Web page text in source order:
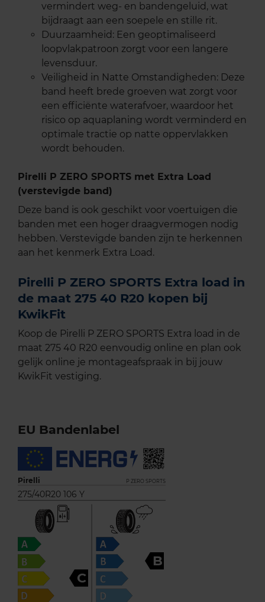
vermindert weg- en bandengeluid, wat
bijdraagt aan een soepele en stille rit.
Duurzaamheid: Een geoptimaliseerd
loopvlakpatroon zorgt voor een langere
levensduur.
Veiligheid in Natte Omstandigheden: Deze
band heeft brede groeven wat zorgt voor
een efficiënte waterafvoer, waardoor het
risico op aquaplaning wordt verminderd en
optimale tractie op natte oppervlakken
wordt behouden.
Pirelli P ZERO SPORTS met Extra Load
(verstevigde band)
Deze band is ook geschikt voor voertuigen die
banden met een hoger draagvermogen nodig
hebben. Verstevigde banden zijn te herkennen
aan het kenmerk Extra Load.
Pirelli P ZERO SPORTS Extra load in
de maat 275 40 R20 kopen bij
KwikFit
Koop de Pirelli P ZERO SPORTS Extra load in de
maat 275 40 R20 eenvoudig online en plan ook
gelijk online je montageafspraak in bij jouw
KwikFit vestiging.
EU Bandenlabel
Pirelli P ZERO SPORTS
275/40R20 106 Y
C
B